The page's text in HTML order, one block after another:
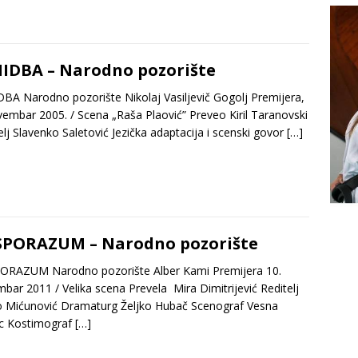
– Narodno pozorište
Narodno pozorište Nikolaj Vasiljevič Gogolj Premijera,
2005. / Scena „Raša Plaović” Preveo Kiril Taranovski
Slavenko Saletović Jezička adaptacija i scenski govor[…]
– Narodno pozorište
Narodno pozorište Alber Kami Premijera 10.
2011 / Velika scena Prevela Mira Dimitrijević Reditelj
Mićunović Dramaturg Željko Hubač Scenograf Vesna
Kostimograf[…]